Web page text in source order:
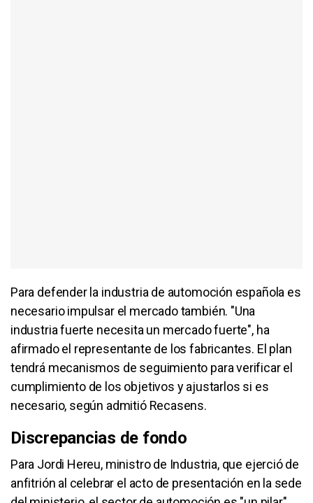
Para defender la industria de automoción española es
necesario impulsar el mercado también. "Una
industria fuerte necesita un mercado fuerte", ha
afirmado el representante de los fabricantes. El plan
tendrá mecanismos de seguimiento para verificar el
cumplimiento de los objetivos y ajustarlos si es
necesario, según admitió Recasens.
Discrepancias de fondo
Para Jordi Hereu, ministro de Industria, que ejerció de
anfitrión al celebrar el acto de presentación en la sede